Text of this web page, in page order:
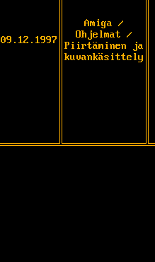
09.12.1997
Amiga /
Ohjelmat /
Piirtäminen ja
kuvankäsittely